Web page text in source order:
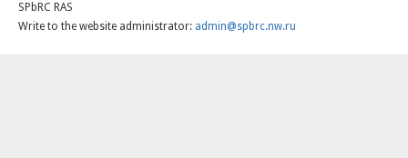
SPbRC RAS
Write to the website administrator: admin@spbrc.nw.ru